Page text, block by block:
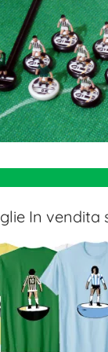
In vendita